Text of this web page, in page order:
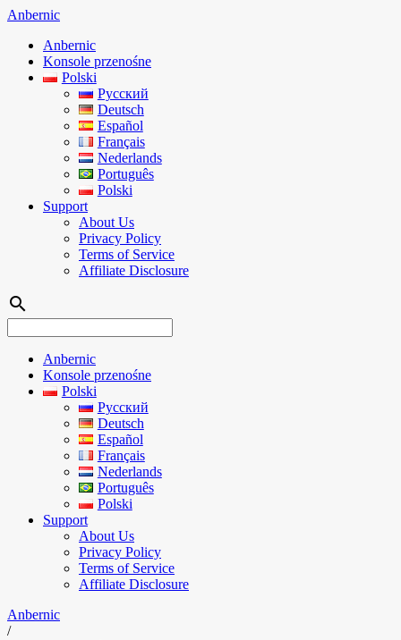
Anbernic
Anbernic
Konsole przenośne
Polski
Русский
Deutsch
Español
Français
Nederlands
Português
Polski
Support
About Us
Privacy Policy
Terms of Service
Affiliate Disclosure
search
Anbernic
Konsole przenośne
Polski
Русский
Deutsch
Español
Français
Nederlands
Português
Polski
Support
About Us
Privacy Policy
Terms of Service
Affiliate Disclosure
Anbernic
/